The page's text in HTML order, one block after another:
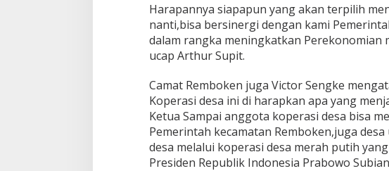
Harapannya siapapun yang akan terpilih
nanti,bisa bersinergi dengan kami
dalam rangka meningkatkan Perekonomian
ucap Arthur Supit.
Camat Remboken juga Victor Sengke
Koperasi desa ini di harapkan apa yang
Ketua Sampai anggota koperasi desa bisa
Pemerintah kecamatan Remboken,juga
desa melalui koperasi desa merah putih
Presiden Republik Indonesia Prabowo